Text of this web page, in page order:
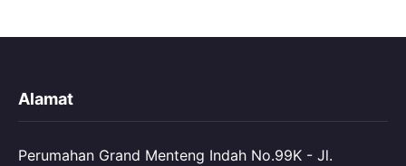
Alamat
Perumahan Grand Menteng Indah No.99K - Jl.